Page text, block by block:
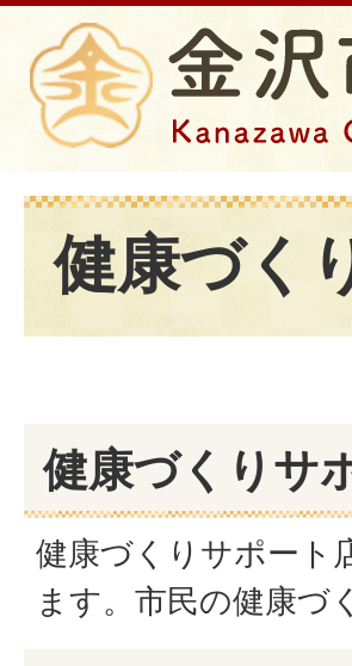
健康づく
健康づくりサ
健康づくりサポート
ます。市民の健康づ